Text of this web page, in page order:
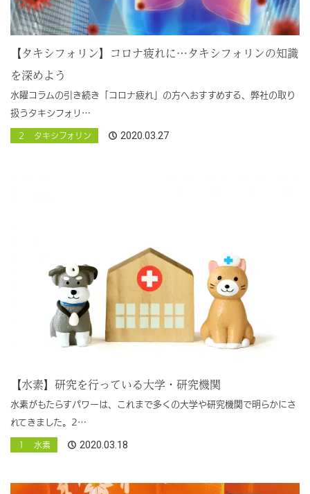
【タキシフォリン】コロナ疲れに…タキシフォリンの知識
を深めよう
水曜コラムの引き続き「コロナ疲れ」の方へおすすめする、弊社の取り
扱うタキシフォリ…
２ タキシフォリン 2020.03.27
【水素】研究を行っている大学・研究機関
水素がもたらすパワーは、これまで多くの大学や研究機関で明らかにさ
れてきました。2…
１ 水素 2020.03.18